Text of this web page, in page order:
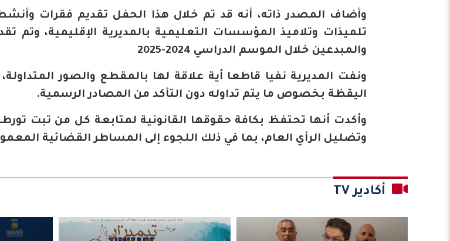
وأضاف المصدر ذاته، أنه قد تم خلال هذا الحفل تقديم فقرات
تلميذات وتلاميذ المؤسسات التعليمية بالمديرية الإقليمية، وتم
والمبدعين خلال الموسم الدراسي 2024-2025
ونفت المديرية نفيا قاطعا أية علاقة لها بالمقطع والصور
اليقظة بخصوص ما يتم تداوله دون التأكد من المصادر الرسمية.
وأكدت أنها تحتفظ بكافة حقوقها القانونية لمتابعة كل من تبت
وتضليل الرأي العام، بما في ذلك اللجوء إلى المساطر القضائية
أكادير TV